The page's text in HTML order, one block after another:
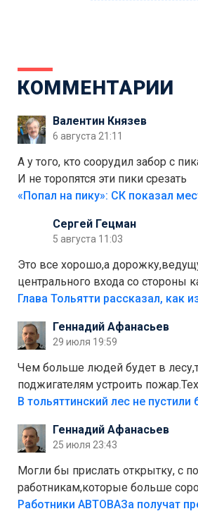
КОММЕНТАРИИ
Валентин Князев
6 августа 21:11
А у того, кто соорудил забор с
И не торопятся эти пики срезать
Сергей Гецман
5 августа 11:03
Это все хорошо,а
центрального входа со стороны
аттракционам слабо доделать?А
лежала в парке и испортилась.Да
украли.
Геннадий Афанасьев
29 июля 19:59
Чем больше людей будет в
поджигателям устроить
костры,тех надо безбожно
Штрафы мизерные.
Геннадий Афанасьев
25 июля 23:43
Могли бы прислать открытку, с
работникам,которые больше
на предприятии.
Работники АВТОВАЗа получат